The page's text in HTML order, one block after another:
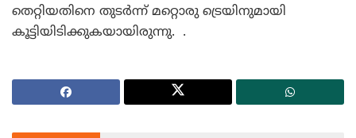
തെറ്റിയതിനെ തുടര്‍ന്ന് മറ്റൊരു ട്രെയിനുമായി
കൂട്ടിയിടിക്കുകയായിരുന്നു. .